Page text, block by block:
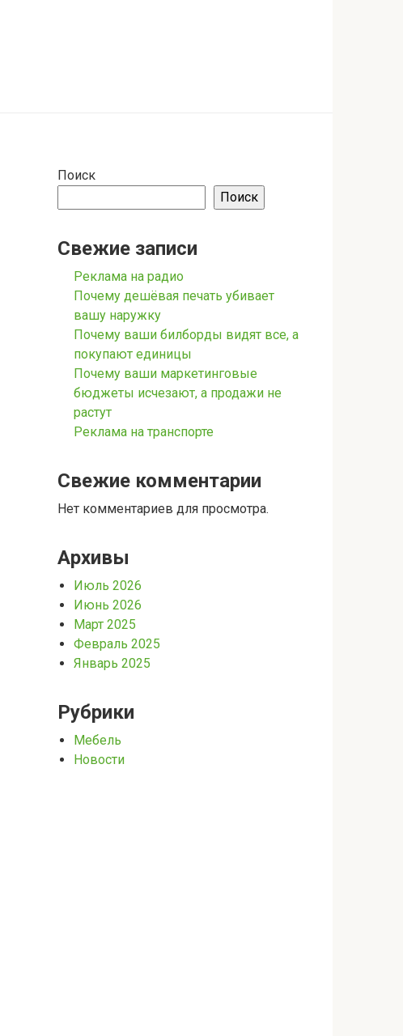
Поиск
Поиск
Свежие записи
Реклама на радио
Почему дешёвая печать убивает
вашу наружку
Почему ваши билборды видят все, а
покупают единицы
Почему ваши маркетинговые
бюджеты исчезают, а продажи не
растут
Реклама на транспорте
Свежие комментарии
Нет комментариев для просмотра.
Архивы
Июль 2026
Июнь 2026
Март 2025
Февраль 2025
Январь 2025
Рубрики
Мебель
Новости